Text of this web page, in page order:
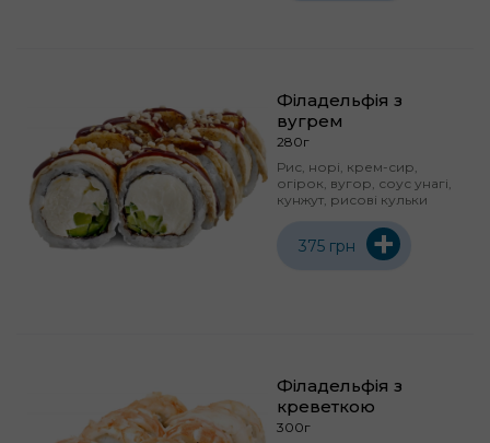
Філадельфія з
вугрем
280г
Рис, норі, крем-сир,
огірок, вугор, соус унагі,
кунжут, рисові кульки
375 грн +
Філадельфія з
креветкою
300г